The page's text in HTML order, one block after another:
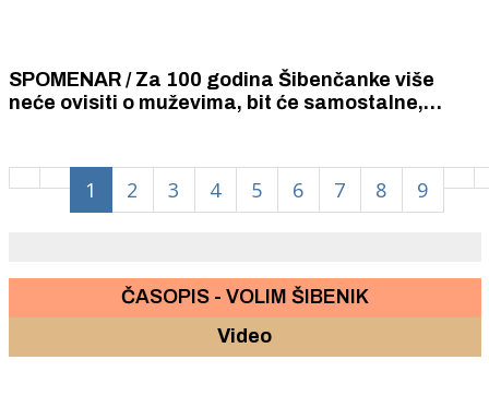
SPOMENAR / Za 100 godina Šibenčanke više
neće ovisiti o muževima, bit će samostalne,
1 2 3 4 5 6 7 8 9
ČASOPIS - VOLIM ŠIBENIK
Video